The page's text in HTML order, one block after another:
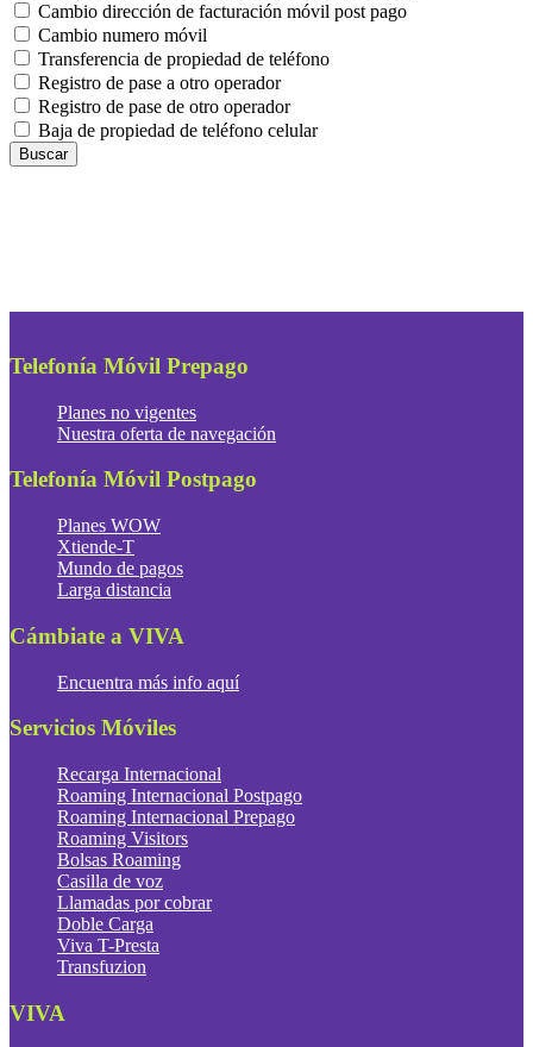
Cambio dirección de facturación móvil post pago
Cambio numero móvil
Transferencia de propiedad de teléfono
Registro de pase a otro operador
Registro de pase de otro operador
Baja de propiedad de teléfono celular
Buscar
Telefonía Móvil Prepago
Planes no vigentes
Nuestra oferta de navegación
Telefonía Móvil Postpago
Planes WOW
Xtiende-T
Mundo de pagos
Larga distancia
Cámbiate a VIVA
Encuentra más info aquí
Servicios Móviles
Recarga Internacional
Roaming Internacional Postpago
Roaming Internacional Prepago
Roaming Visitors
Bolsas Roaming
Casilla de voz
Llamadas por cobrar
Doble Carga
Viva T-Presta
Transfuzion
VIVA